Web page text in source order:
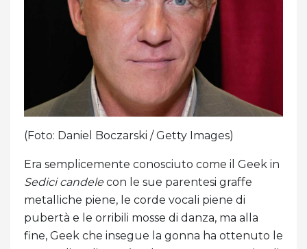
(Foto: Daniel Boczarski / Getty Images)
Era semplicemente conosciuto come il Geek in
Sedici candelecon le sue parentesi graffe
metalliche piene, le corde vocali piene di
pubertà e le orribili mosse di danza, ma alla
fine, Geek che insegue la gonna ha ottenuto le